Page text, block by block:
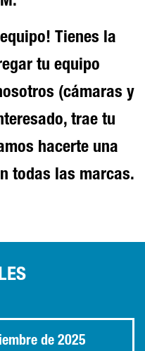
Tienes la
tu equipo
(cámaras y
trae tu
hacerte una
todas las marcas.
de 2025